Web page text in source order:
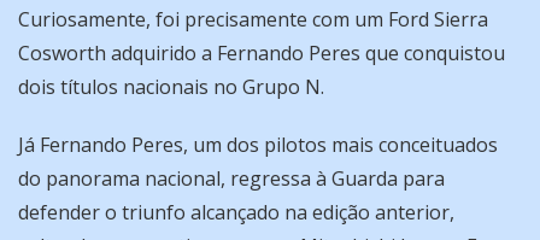
Curiosamente, foi precisamente com um Ford Sierra
Cosworth adquirido a Fernando Peres que conquistou
dois títulos nacionais no Grupo N.
Já Fernando Peres, um dos pilotos mais conceituados
do panorama nacional, regressa à Guarda para
defender o triunfo alcançado na edição anterior,